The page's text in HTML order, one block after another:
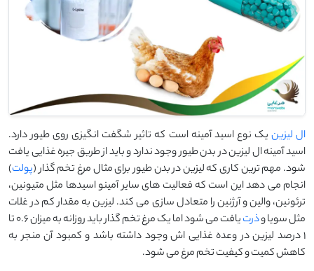
ال لیزین یک نوع اسید آمینه است که تاثیر شگفت انگیزی روی طیور دارد.
اسید آمینه ال لیزین در بدن طیور وجود ندارد و باید از طریق جیره غذایی یافت
شود. مهم ترین کاری که لیزین در بدن طیور برای مثال مرغ تخم گذار (پولت)
انجام می دهد این است که فعالیت های سایر آمینو اسیدها مثل متیونین،
ترئونین، والین و آرژنین را متعادل سازی می کند. لیزین به مقدار کم در غلات
مثل سویا وذرت
یافت می شود اما یک مرغ تخم گذار باید روزانه به میزان 0.6 تا
1 درصد لیزین در وعده غذایی اش وجود داشته باشد و کمبود آن منجر به
کاهش کمیت و کیفیت تخم مرغ می شود.